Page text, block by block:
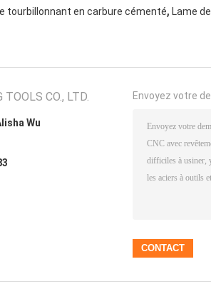
tourbillonnant en carbure cémenté, Lame
CO., LTD.
Wu
Envoyez votre